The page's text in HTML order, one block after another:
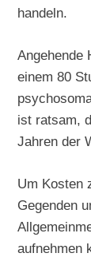
handeln.
Angehende
einem 80
ist ratsam,
Jahren der
Um Kosten
Gegenden
aufnehmen